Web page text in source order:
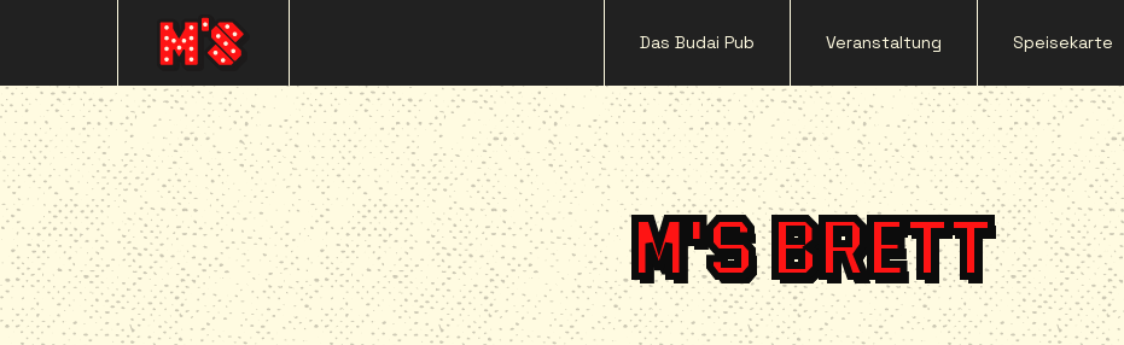
Das Budai Pub Veranstaltung Speisekarte
M'S BRETT